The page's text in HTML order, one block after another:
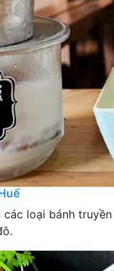
loại bánh